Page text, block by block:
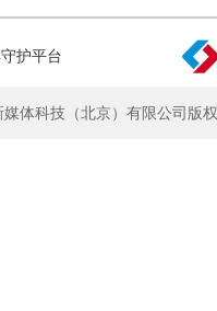
班班长刘志鹏拿着
工：“你对智能化操作
被他带上会议桌。
护平台
体科技（北京）有限公司版